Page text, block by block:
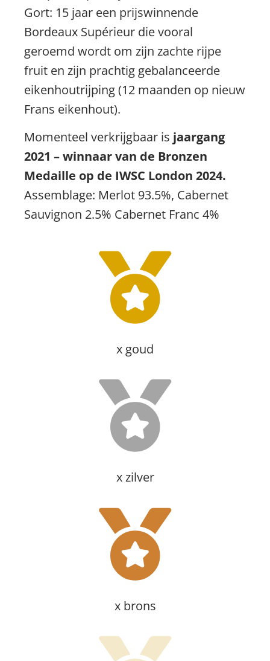
Gort: 15 jaar een prijswinnende
Bordeaux Supérieur die vooral
geroemd wordt om zijn zachte rijpe
fruit en zijn prachtig gebalanceerde
eikenhoutrijping (12 maanden op nieuw
Frans eikenhout).
Momenteel verkrijgbaar is jaargang
2021 – winnaar van de Bronzen
Medaille op de IWSC London 2024.
Assemblage: Merlot 93.5%, Cabernet
Sauvignon 2.5% Cabernet Franc 4%
x goud
x zilver
x brons